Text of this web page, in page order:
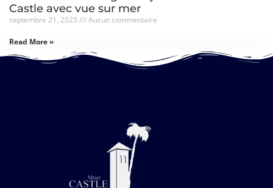
Castle avec vue sur mer
septembre 21, 2025 Aucun commentaire
Read More »